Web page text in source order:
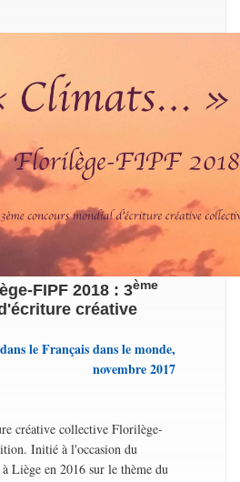
FIPF 2018 : 3ème
créative
le Français dans le monde,
novembre 2017
créative collective Florilège-
Initié à l'occasion du
Liège en 2016 sur le thème du